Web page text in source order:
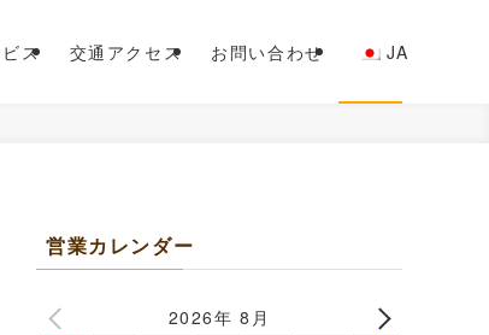
ス 交通アクセス お問い合わせ JA
営業カレンダー
2026年 8月